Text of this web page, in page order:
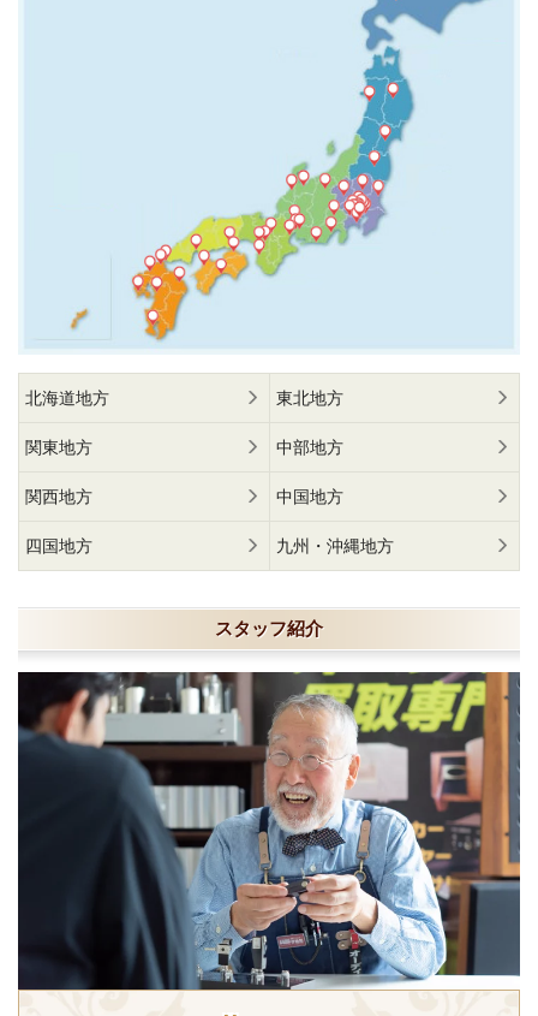
北海道地方 東北地方
関東地方 中部地方
関西地方 中国地方
四国地方 九州・沖縄地方
スタッフ紹介